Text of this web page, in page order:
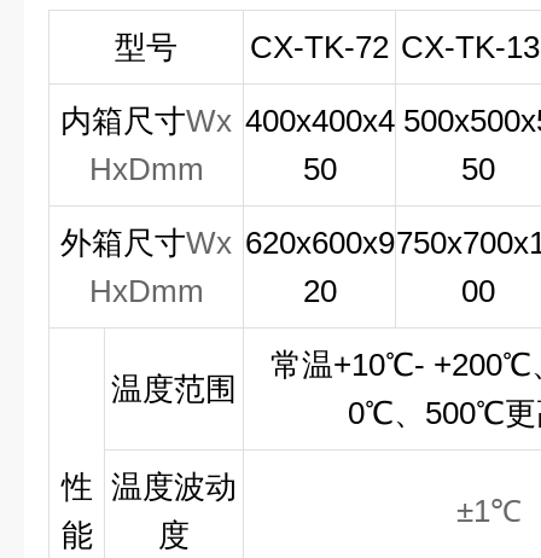
型号
CX-TK-72 CX-TK-
内箱尺寸Wx
HxDmm
400x400x4
50
50
外箱尺寸Wx
HxDmm
620x600x9
20
00
性
能
温度范围
常温+10℃- +200℃
0℃、500℃更
温度波动
度
±1℃